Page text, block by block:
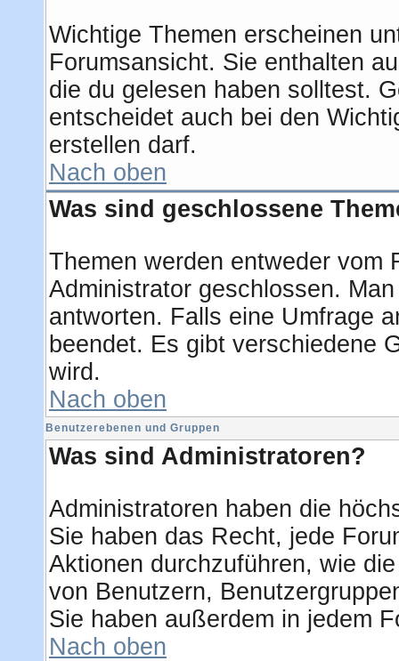
Wichtige Themen erscheinen
Forumsansicht. Sie enthalten
die du gelesen haben solltest.
entscheidet auch bei den
erstellen darf.
Nach oben
Was sind geschlossene
Themen werden entweder vom
Administrator geschlossen.
antworten. Falls eine Umfrage
beendet. Es gibt verschiedene
wird.
Nach oben
Benutzerebenen und Gruppen
Was sind Administratoren?
Administratoren haben die
Sie haben das Recht, jede
Aktionen durchzuführen, wie
von Benutzern,
Sie haben außerdem in jedem
Nach oben